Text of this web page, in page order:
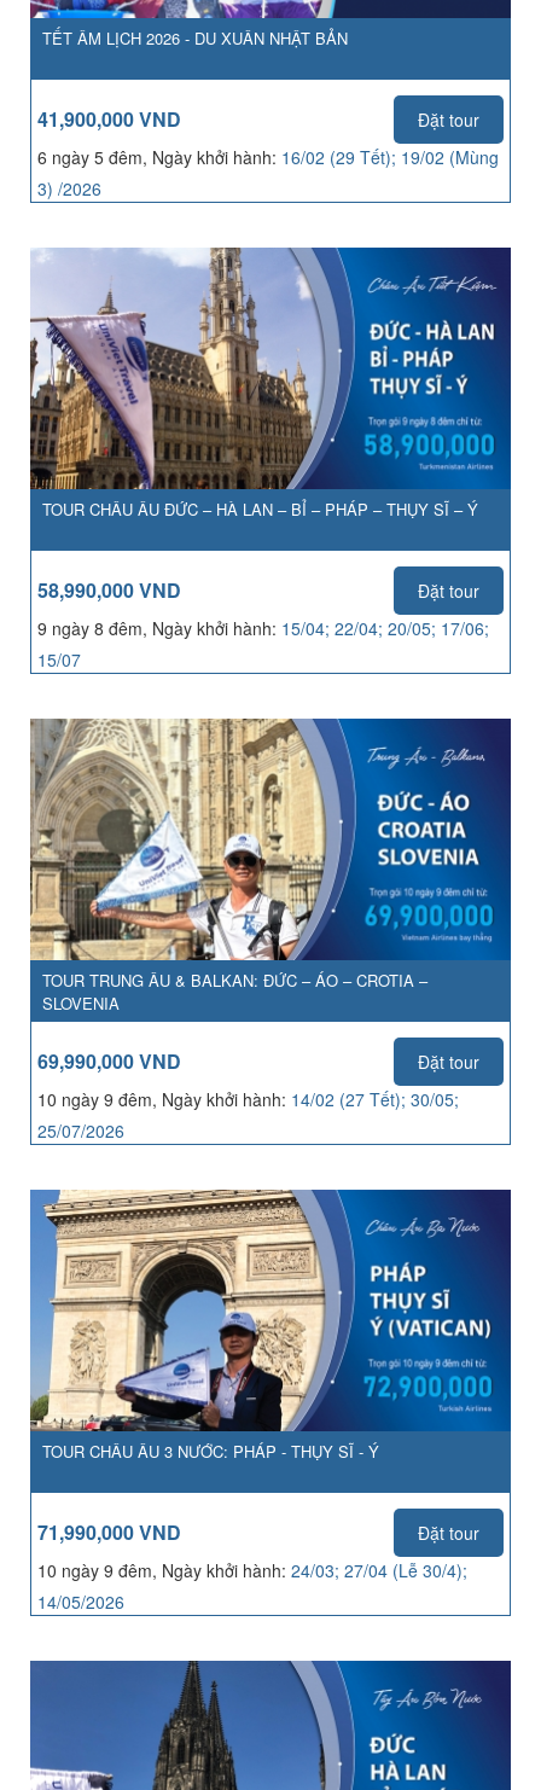
TẾT ÂM LỊCH 2026 - DU XUÂN NHẬT BẢN
41,900,000 VND
Đặt tour
6 ngày 5 đêm, Ngày khởi hành: 16/02 (29 Tết); 19/02 (Mùng
3) /2026
TOUR CHÂU ÂU ĐỨC – HÀ LAN – BỈ – PHÁP – THỤY SĨ – Ý
58,990,000 VND
Đặt tour
9 ngày 8 đêm, Ngày khởi hành: 15/04; 22/04; 20/05; 17/06;
15/07
TOUR TRUNG ÂU & BALKAN: ĐỨC – ÁO – CROTIA –
SLOVENIA
69,990,000 VND
Đặt tour
10 ngày 9 đêm, Ngày khởi hành: 14/02 (27 Tết); 30/05;
25/07/2026
TOUR CHÂU ÂU 3 NƯỚC: PHÁP - THỤY SĨ - Ý
71,990,000 VND
Đặt tour
10 ngày 9 đêm, Ngày khởi hành: 24/03; 27/04 (Lễ 30/4);
14/05/2026